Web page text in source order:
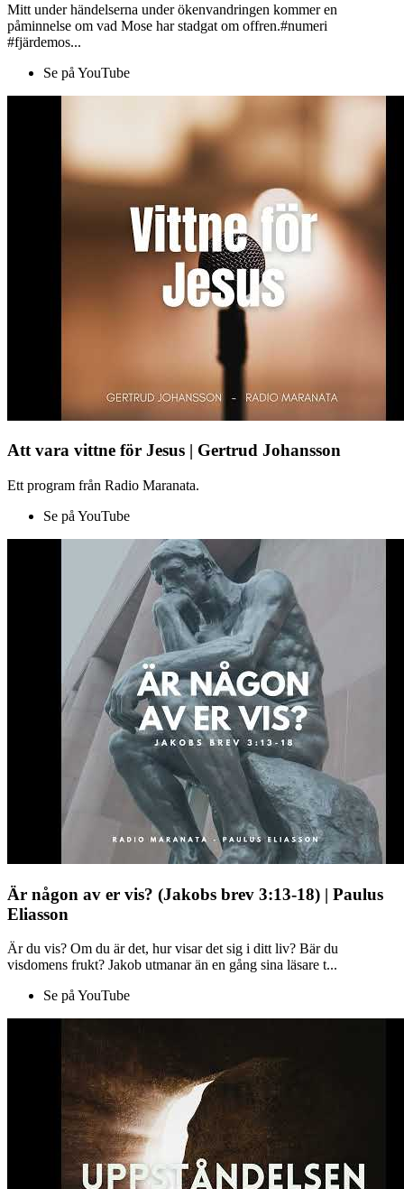
Mitt under händelserna under ökenvandringen kommer en
påminnelse om vad Mose har stadgat om offren.#numeri
#fjärdemos...
Se på YouTube
Att vara vittne för Jesus | Gertrud Johansson
Ett program från Radio Maranata.
Se på YouTube
Är någon av er vis? (Jakobs brev 3:13-18) | Paulus
Eliasson
Är du vis? Om du är det, hur visar det sig i ditt liv? Bär du
visdomens frukt? Jakob utmanar än en gång sina läsare t...
Se på YouTube